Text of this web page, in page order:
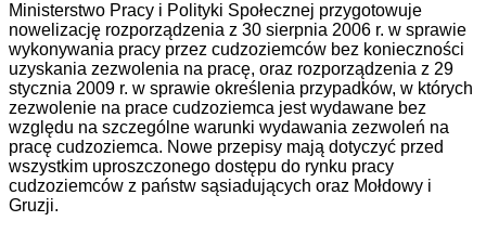
Ministerstwo Pracy i Polityki Społecznej przygotowuje
nowelizację rozporządzenia z 30 sierpnia 2006 r. w sprawie
wykonywania pracy przez cudzoziemców bez konieczności
uzyskania zezwolenia na pracę, oraz rozporządzenia z 29
stycznia 2009 r. w sprawie określenia przypadków, w których
zezwolenie na prace cudzoziemca jest wydawane bez
względu na szczególne warunki wydawania zezwoleń na
pracę cudzoziemca. Nowe przepisy mają dotyczyć przed
wszystkim uproszczonego dostępu do rynku pracy
cudzoziemców z państw sąsiadujących oraz Mołdowy i
Gruzji.